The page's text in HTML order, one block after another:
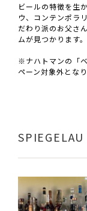
ビールの特徴を生
ウ、コンテンポラ
だわり派のお父さ
ムが見つかります。
※ナハトマンの「
ペーン対象外となり